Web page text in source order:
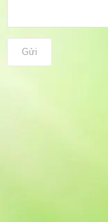
Gửi